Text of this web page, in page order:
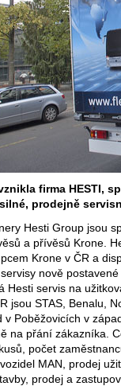
firma HESTI,
prodejně
Hesti Group jsou
a přívěsů Krone.
Krone v ČR a
nově
Hesti servis na
jsou STAS, Benalu,
v Poběžovicích v
na přání zákazníka.
počet
MAN, prodej
prodej a